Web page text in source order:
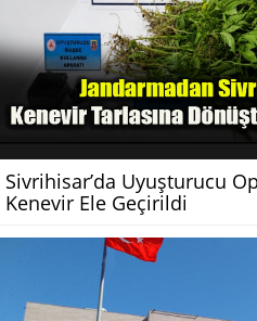
Sivrihisar’da Uyuşturucu
Kenevir Ele Geçirildi